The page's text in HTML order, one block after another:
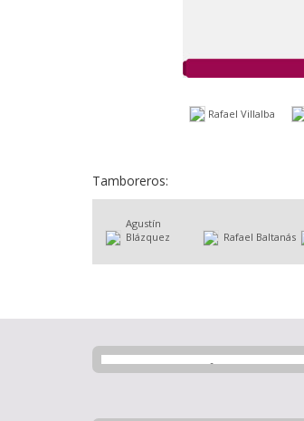
Rafael Villalba
Tamboreros:
Agustín
Blázquez
Rafael Baltanás